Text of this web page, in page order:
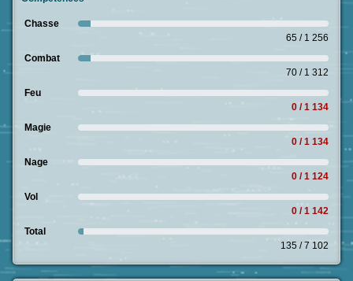
Chasse
65 / 1 256
Combat
70 / 1 312
Feu
0 / 1 134
Magie
0 / 1 134
Nage
0 / 1 124
Vol
0 / 1 142
Total
135 / 7 102